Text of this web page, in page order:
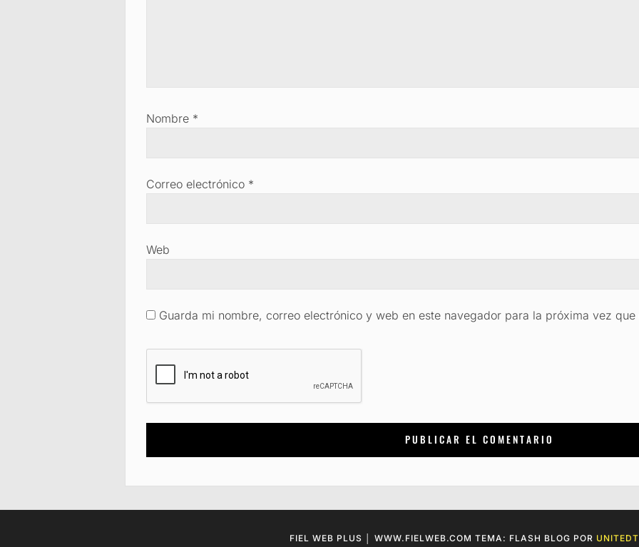
Nombre *
Correo electrónico *
Web
Guarda mi nombre, correo electrónico y web en este navegador para la próxima vez que
FIEL WEB PLUS │ WWW.FIELWEB.COM TEMA: FLASH BLOG POR